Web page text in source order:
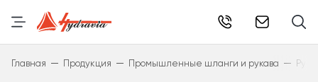
Главная — Продукция — Промышленные шланги и рукава —